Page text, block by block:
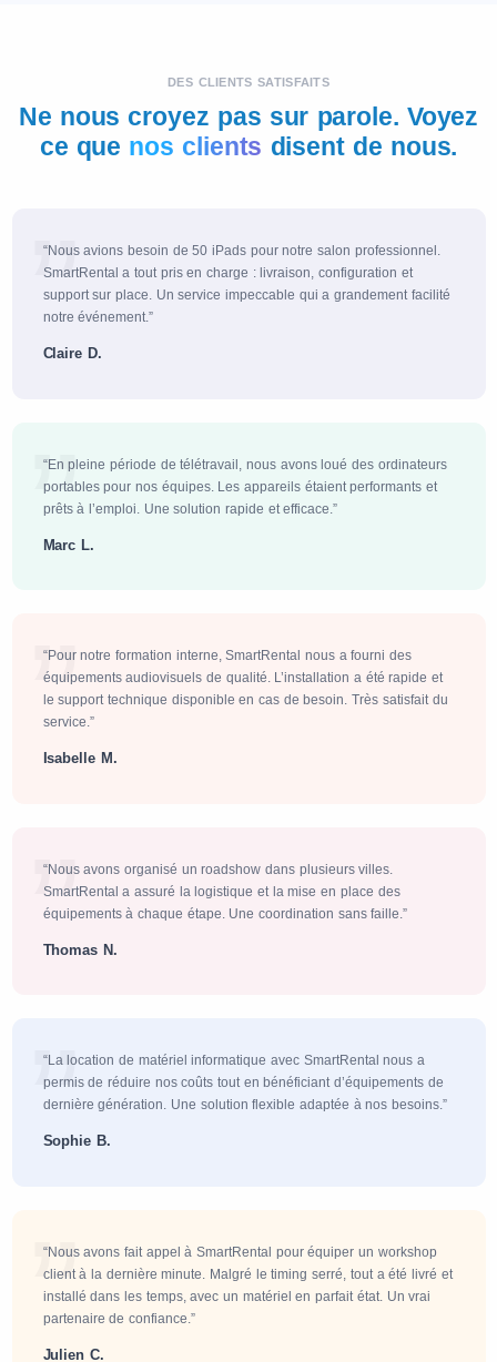
DES CLIENTS SATISFAITS
Ne nous croyez pas sur parole. Voyez
ce que nos clients disent de nous.
“Nous avions besoin de 50 iPads pour notre salon professionnel.
SmartRental a tout pris en charge : livraison, configuration et
support sur place. Un service impeccable qui a grandement facilité
notre événement.”
Claire D.
“En pleine période de télétravail, nous avons loué des ordinateurs
portables pour nos équipes. Les appareils étaient performants et
prêts à l’emploi. Une solution rapide et efficace.”
Marc L.
“Pour notre formation interne, SmartRental nous a fourni des
équipements audiovisuels de qualité. L’installation a été rapide et
le support technique disponible en cas de besoin. Très satisfait du
service.”
Isabelle M.
“Nous avons organisé un roadshow dans plusieurs villes.
SmartRental a assuré la logistique et la mise en place des
équipements à chaque étape. Une coordination sans faille.”
Thomas N.
“La location de matériel informatique avec SmartRental nous a
permis de réduire nos coûts tout en bénéficiant d’équipements de
dernière génération. Une solution flexible adaptée à nos besoins.”
Sophie B.
“Nous avons fait appel à SmartRental pour équiper un workshop
client à la dernière minute. Malgré le timing serré, tout a été livré et
installé dans les temps, avec un matériel en parfait état. Un vrai
partenaire de confiance.”
Julien C.